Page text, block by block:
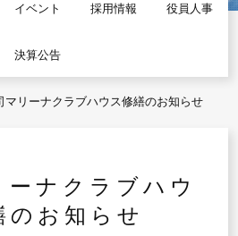
イベント 採用情報 役員人事
決算公告
マリーナクラブハウス修繕のお知らせ
ーナクラブハウ
のお知らせ